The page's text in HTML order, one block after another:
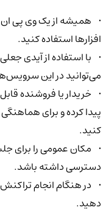
• همیشه از یک وی پی ان
افزارها استفاده کنید.
• با استفاده از آیدی
می‌توانید در این
پیدا کرده و برای
کنید.
• مکان عمومی را برای
دسترسی داشته باشد.
• در هنگام انجام تراکنش
دهید.